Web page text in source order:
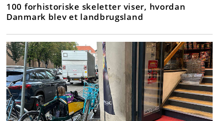
100 forhistoriske skeletter viser, hvordan
Danmark blev et landbrugsland